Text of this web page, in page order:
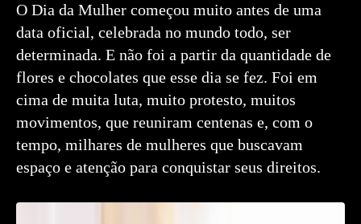
O Dia da Mulher começou muito antes de uma
data oficial, celebrada no mundo todo, ser
determinada. E não foi a partir da quantidade de
flores e chocolates que esse dia se fez. Foi em
cima de muita luta, muito protesto, muitos
movimentos, que reuniram centenas e, com o
tempo, milhares de mulheres que buscavam
espaço e atenção para conquistar seus direitos.